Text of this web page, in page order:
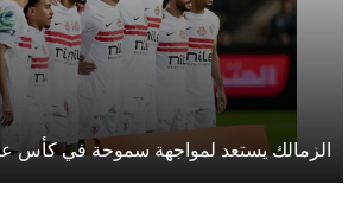
الزمالك يستعد لمواجهة سموحة في كأس